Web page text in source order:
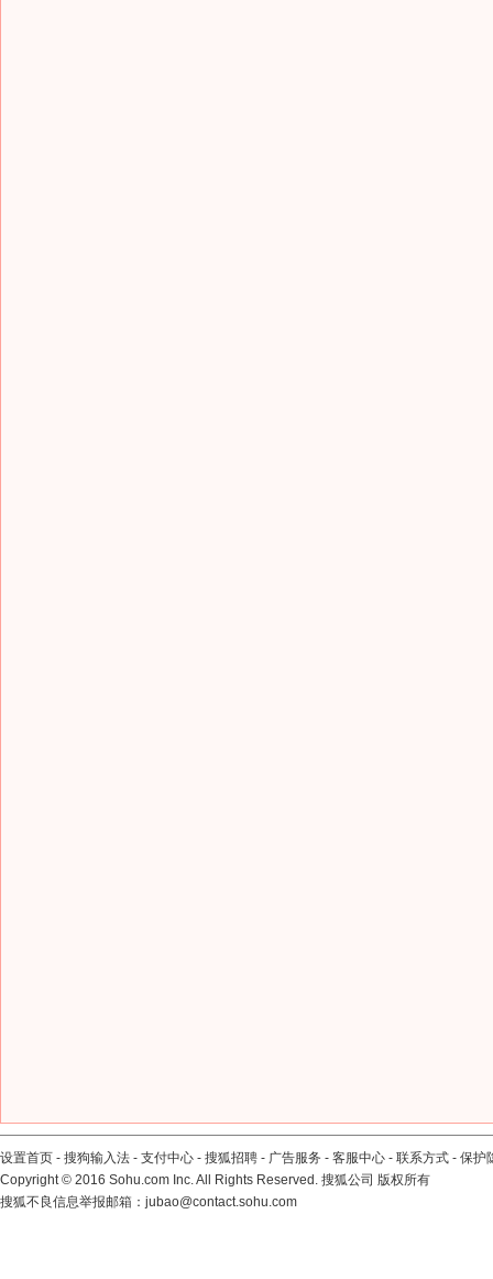
设置首页 - 搜狗输入法 - 支付中心 - 搜狐招聘 - 广告服务 - 客服中心 - 联系方式 - 保护
Copyright© 2016 Sohu.com Inc. All Rights Reserved. 搜狐公司 版权所有
搜狐不良信息举报邮箱： jubao@contact.sohu.com